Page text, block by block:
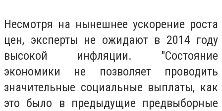
Несмотря на нынешнее ускорение роста
цен, эксперты не ожидают в 2014 году
высокой инфляции. "Состояние
экономики не позволяет проводить
значительные социальные выплаты, как
это было в предыдущие предвыборные